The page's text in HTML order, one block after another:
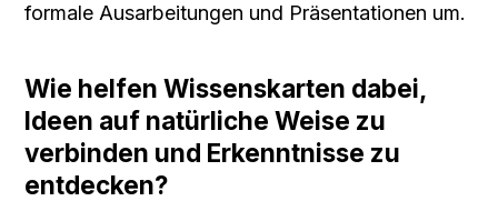
formale Ausarbeitungen und Präsentationen um.
Wie helfen Wissenskarten dabei,
Ideen auf natürliche Weise zu
verbinden und Erkenntnisse zu
entdecken?